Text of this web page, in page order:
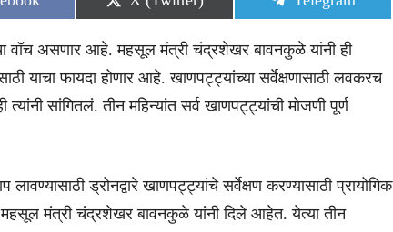
on
on
वॉच असणार आहे. महसूल मंत्री चंद्रशेखर बावनकुळे यांनी ही
याचा फायदा होणार आहे. खाणपट्ट्यांच्या सर्वेक्षणासाठी लवकरच
त्यांनी सांगितलं. तीन महिन्यांत सर्व खाणपट्ट्यांची मोजणी पूर्ण
ड्रोनद्वारे खाणपट्ट्यांचे सर्वेक्षण करण्यासाठी प्रायोगिक
महसूल मंत्री चंद्रशेखर बावनकुळे यांनी दिले आहेत. येत्या तीन